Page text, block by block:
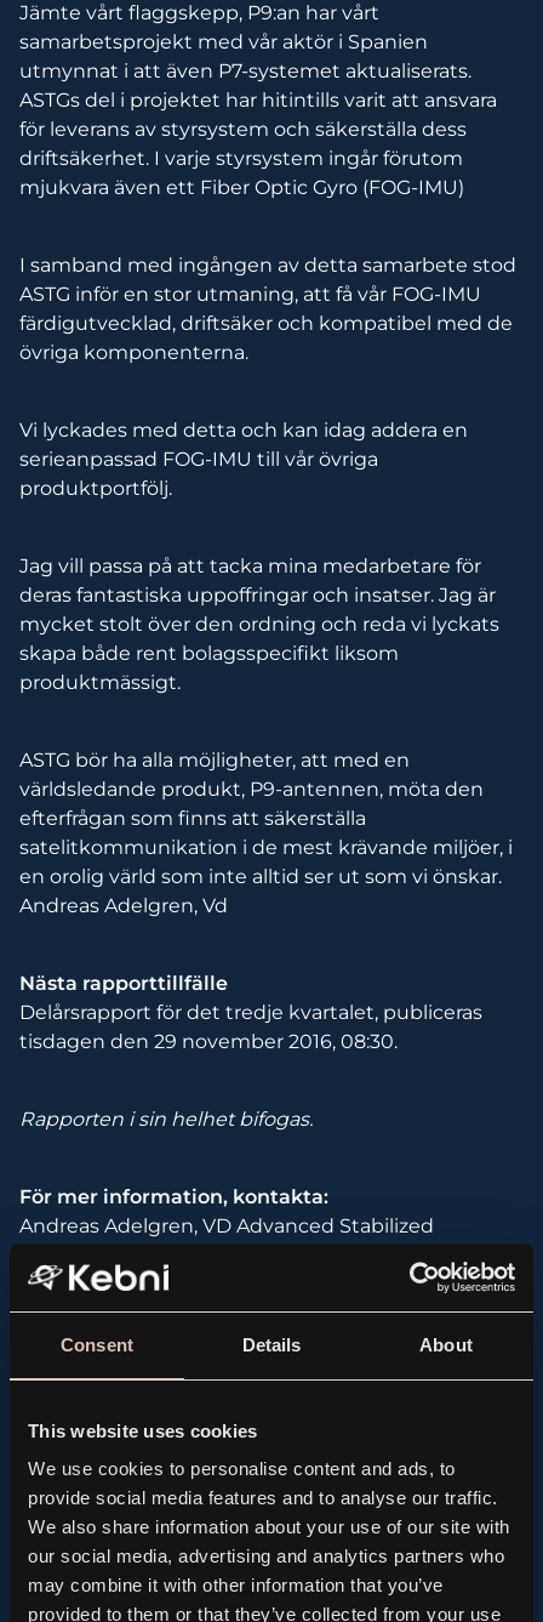
Consent Details About
This website uses cookies
We use cookies to personalise content and ads, to
provide social media features and to analyse our traffic.
We also share information about your use of our site with
our social media, advertising and analytics partners who
may combine it with other information that you’ve
provided to them or that they’ve collected from your use
Jämte vårt flaggskepp, P9:an har vårt
samarbetsprojekt med vår aktör i Spanien
utmynnat i att även P7-systemet aktualiserats.
ASTGs del i projektet har hitintills varit att ansvara
för leverans av styrsystem och säkerställa dess
driftsäkerhet. I varje styrsystem ingår förutom
mjukvara även ett Fiber Optic Gyro (FOG-IMU)
I samband med ingången av detta samarbete stod
ASTG inför en stor utmaning, att få vår FOG-IMU
färdigutvecklad, driftsäker och kompatibel med de
övriga komponenterna.
Vi lyckades med detta och kan idag addera en
serieanpassad FOG-IMU till vår övriga
produktportfölj.
Jag vill passa på att tacka mina medarbetare för
deras fantastiska uppoffringar och insatser. Jag är
mycket stolt över den ordning och reda vi lyckats
skapa både rent bolagsspecifikt liksom
produktmässigt.
ASTG bör ha alla möjligheter, att med en
världsledande produkt, P9-antennen, möta den
efterfrågan som finns att säkerställa
satelitkommunikation i de mest krävande miljöer, i
en orolig värld som inte alltid ser ut som vi önskar.
Andreas Adelgren, Vd
Nästa rapporttillfälle
Delårsrapport för det tredje kvartalet, publiceras
tisdagen den 29 november 2016, 08:30.
Rapporten i sin helhet bifogas.
För mer information, kontakta:
Andreas Adelgren, VD Advanced Stabilized
072-73 74 317,andreas@astg.se
All news and press releases